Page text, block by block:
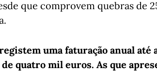
que comprovem quebras de
uma faturação anual até
quatro mil euros. As que